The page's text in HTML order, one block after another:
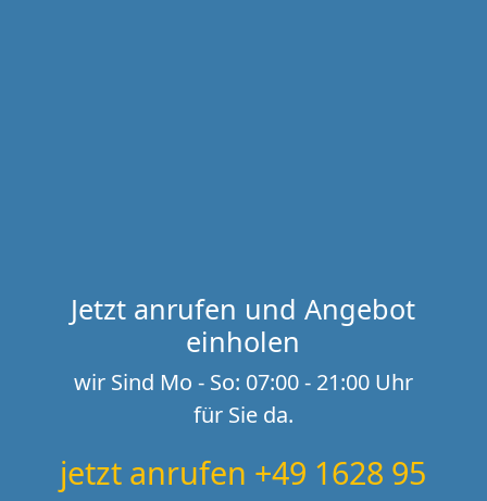
Jetzt anrufen und Angebot
einholen
wir Sind Mo - So: 07:00 - 21:00 Uhr
für Sie da.
jetzt anrufen +49 1628 95